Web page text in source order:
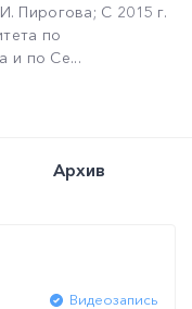
Пирогова; С 2015 г.
по
и по Се...
Архив
Видеозапись